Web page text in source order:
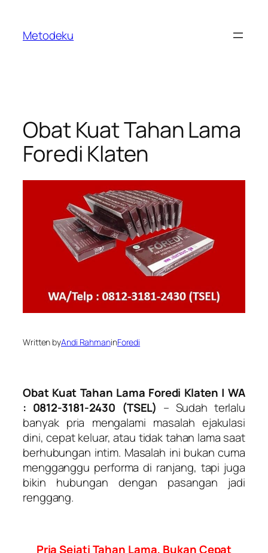
content
Metodeku
Obat Kuat Tahan Lama
Foredi Klaten
Written byAndi RahmaninForedi
Obat Kuat Tahan Lama Foredi Klaten | WA
: 0812-3181-2430 (TSEL) – Sudah terlalu
banyak pria mengalami masalah ejakulasi
dini, cepat keluar, atau tidak tahan lama saat
berhubungan intim. Masalah ini bukan cuma
mengganggu performa di ranjang, tapi juga
bikin hubungan dengan pasangan jadi
renggang.
Pria Sejati Tahan Lama, Bukan Cepat